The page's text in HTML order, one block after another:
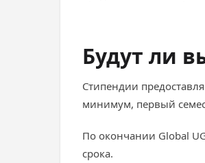
Будут ли
Стипендии
минимум, первый
По окончании Global
срока.